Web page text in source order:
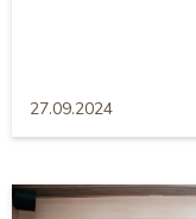
27.09.2024